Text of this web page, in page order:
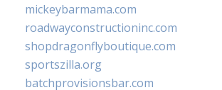
mickeybarmama.com
roadwayconstructioninc.com
shopdragonflyboutique.com
sportszilla.org
batchprovisionsbar.com